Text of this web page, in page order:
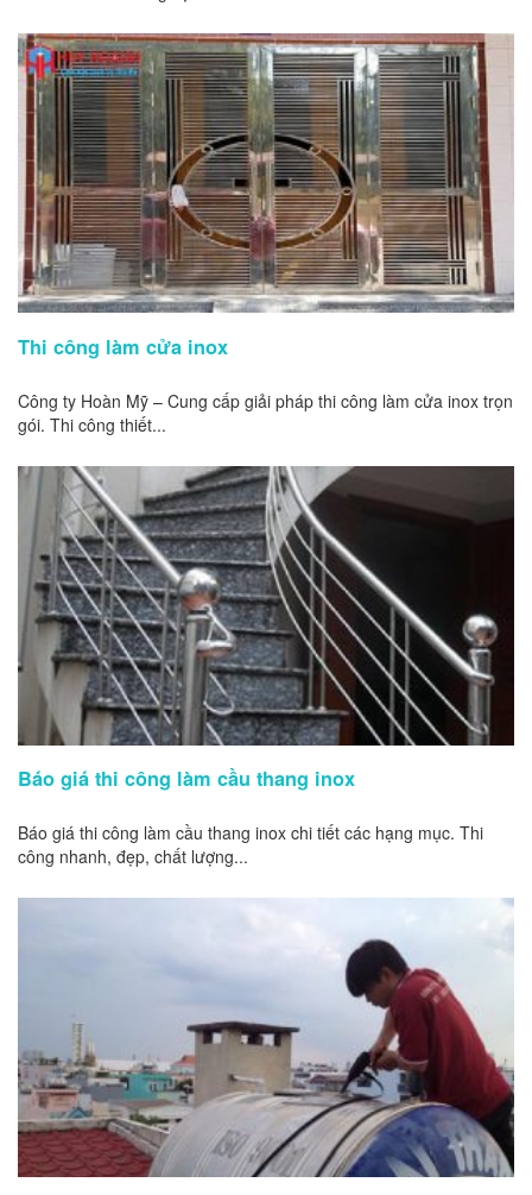
Thi công làm cửa inox
Công ty Hoàn Mỹ – Cung cấp giải pháp thi công làm cửa inox trọn
gói. Thi công thiết...
Báo giá thi công làm cầu thang inox
Báo giá thi công làm cầu thang inox chi tiết các hạng mục. Thi
công nhanh, đẹp, chất lượng...